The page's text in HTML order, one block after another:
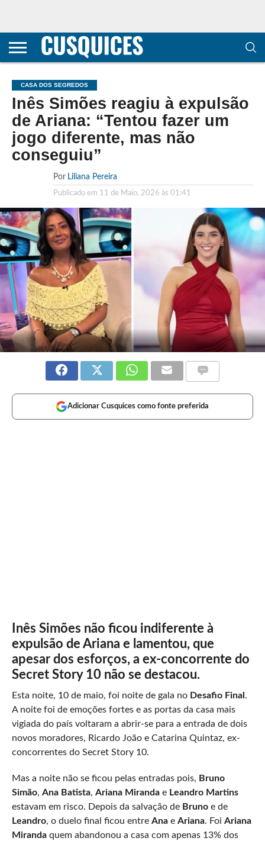
CONTACTOS
HOME
POLÍTICA DE
E COOKIES
SOBRE
TERMOS E
TRANSPARÊNCIA
METODOLOGIA
CASA DOS SEGREDOS
Inês Simões reagiu à expulsão
de Ariana: “Tentou fazer um
jogo diferente, mas não
conseguiu”
Por Liliana Pereira
Publicado em 11 de Maio, 2026 às 01:41
Adicionar Cusquices como fonte preferida
Inês Simões não ficou indiferente à
expulsão de Ariana e lamentou, que
apesar dos esforços, a ex-concorrente do
Secret Story 10 não se destacou.
Esta noite, 10 de maio, foi noite de gala no Desafio Final .
A noite foi de emoções fortes e as portas da casa mais
vigiada do país voltaram a abrir-se para a entrada de dois
novos moradores, Ricardo João e Catarina Quintaz, ex-
concorrentes do Secret Story 10.
Mas a noite não se ficou pelas entradas pois, Bruno
Simão, Ana Batista, Ariana Mirandae Leandro Martins
estavam em risco. Depois da salvação de Brunoe de
Leandro, o duelo final ficou entre Anae Ariana. Foi Ariana
Mirandaquem abandonou a casa com apenas 13% dos